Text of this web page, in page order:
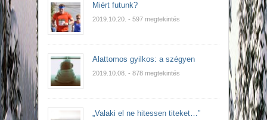
Miért futunk?
2019.10.20. - 597 megtekintés
Alattomos gyilkos: a szégyen
2019.10.08. - 878 megtekintés
„Valaki el ne hitessen titeket…”